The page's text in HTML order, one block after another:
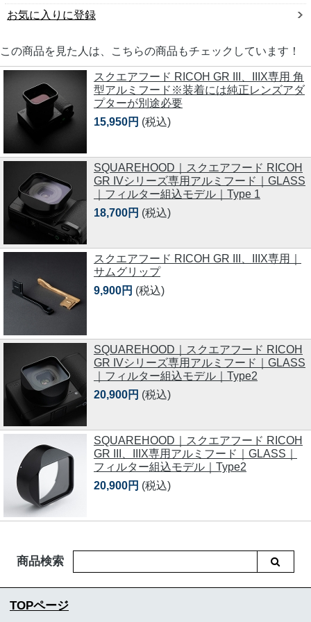
お気に入りに登録
この商品を見た人は、こちらの商品もチェックしています！
スクエアフード RICOH GR III、IIIX専用 角
型アルミフード※装着には純正レンズアダ
プターが別途必要
15,950円 (税込)
SQUAREHOOD｜スクエアフード RICOH
GR IVシリーズ専用アルミフード｜GLASS
｜フィルター組込モデル｜Type 1
18,700円 (税込)
スクエアフード RICOH GR III、IIIX専用｜
サムグリップ
9,900円 (税込)
SQUAREHOOD｜スクエアフード RICOH
GR IVシリーズ専用アルミフード｜GLASS
｜フィルター組込モデル｜Type2
20,900円 (税込)
SQUAREHOOD｜スクエアフード RICOH
GR III、IIIX専用アルミフード｜GLASS｜
フィルター組込モデル｜Type2
20,900円 (税込)
商品検索
TOPページ